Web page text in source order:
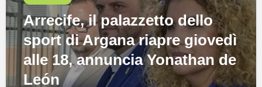
Arrecife, il palazzetto dello
sport di Argana riapre giovedì
alle 18, annuncia Yonathan de
León